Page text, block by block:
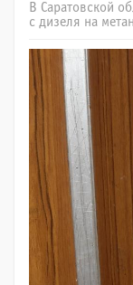
В Саратовской
с дизеля на метан